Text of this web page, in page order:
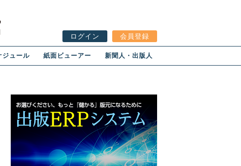
ログイン 会員登録
ジュール 紙面ビューアー 新聞人・出版人